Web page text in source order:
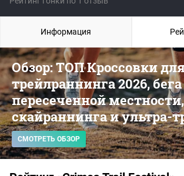
Обзор: ТОП Кроссовки
трейлраннинга 2026,
пересеченной местности,
скайраннинга и ультра-
СМОТРЕТЬ ОБЗОР
Информация